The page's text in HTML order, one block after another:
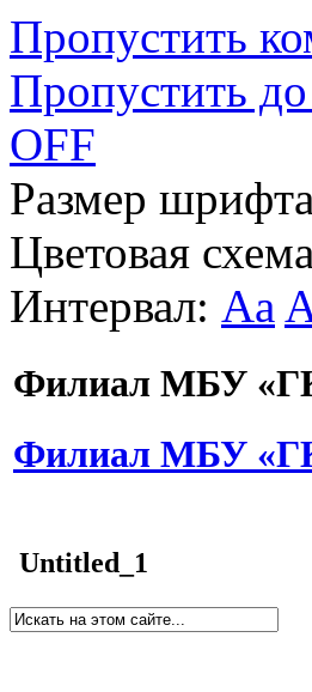
Пропустить
Пропустить
OFF
Размер
Цветовая
Интервал: Aa
Филиал МБУ
Филиал МБУ
Untitled_1